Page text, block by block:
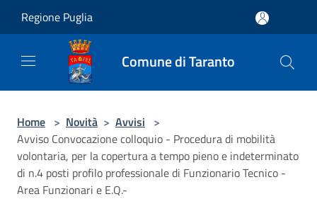
Regione Puglia
Comune di Taranto
Home > Novità > Avvisi >
Avviso Convocazione colloquio - Procedura di mobilità
volontaria, per la copertura a tempo pieno e indeterminato
di n.4 posti profilo professionale di Funzionario Tecnico -
Area Funzionari e E.Q.-